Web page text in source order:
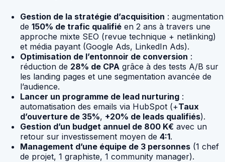
Gestion de la stratégie d’acquisition : augmentation
de 150% de trafic qualifié en 2 ans à travers une
approche mixte SEO (revue technique + netlinking)
et média payant (Google Ads, LinkedIn Ads).
Optimisation de l’entonnoir de conversion :
réduction de 28% de CPA grâce à des tests A/B sur
les landing pages et une segmentation avancée de
l’audience.
Lancer un programme de lead nurturing :
automatisation des emails via HubSpot (+Taux
d’ouverture de 35%, +20% de leads qualifiés).
Gestion d’un budget annuel de 800 K€ avec un
retour sur investissement moyen de 4:1.
Management d’une équipe de 3 personnes (1 chef
de projet, 1 graphiste, 1 community manager).